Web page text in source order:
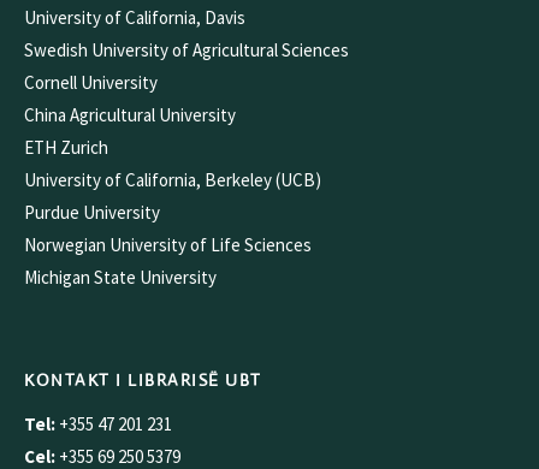
University of California, Davis
Swedish University of Agricultural Sciences
Cornell University
China Agricultural University
ETH Zurich
University of California, Berkeley (UCB)
Purdue University
Norwegian University of Life Sciences
Michigan State University
KONTAKT I LIBRARISË UBT
Tel: +355 47 201 231
Cel: +355 69 250 5379